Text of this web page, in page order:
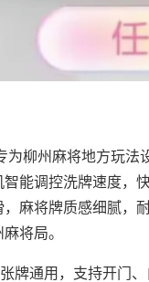
为柳州麻将地方玩
能调控洗牌速度，
麻将牌质感细腻，
将局。
牌通用，支持开门